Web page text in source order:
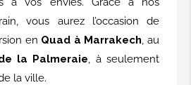
vous aurez l’occasion de
en Quad à Marrakech, au
la Palmeraie, à seulement
la ville.